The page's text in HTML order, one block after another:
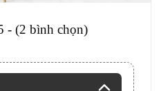
- (2 bình chọn)